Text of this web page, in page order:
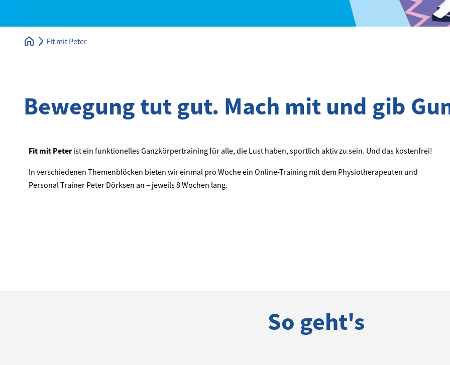
Fit mit Peter
Bewegung tut gut. Mach mit und gib
Fit mit Peterist ein funktionelles Ganzkörpertraining für alle, die Lust haben, sportlich aktiv zu sein. Und das kostenfrei!
In verschiedenen Themenblöcken bieten wir einmal pro Woche ein Online-Training mit dem Physiotherapeuten und
Personal Trainer Peter Dörksen an – jeweils 8 Wochen lang.
So geht's